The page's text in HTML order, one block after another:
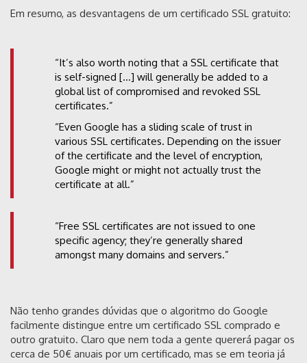
Em resumo, as desvantagens de um certificado SSL gratuito:
“It’s also worth noting that a SSL certificate that
is self-signed […] will generally be added to a
global list of compromised and revoked SSL
certificates.”
“Even Google has a sliding scale of trust in
various SSL certificates. Depending on the issuer
of the certificate and the level of encryption,
Google might or might not actually trust the
certificate at all.”
“Free SSL certificates are not issued to one
specific agency; they’re generally shared
amongst many domains and servers.”
Não tenho grandes dúvidas que o algoritmo do Google
facilmente distingue entre um certificado SSL comprado e
outro gratuito. Claro que nem toda a gente quererá pagar os
cerca de 50€ anuais por um certificado, mas se em teoria já